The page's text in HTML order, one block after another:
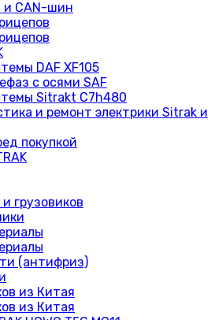
и CAN-шин
DAF XF105
с осями SAF
Sitrakt C7h480
и ремонт электрики Sitrak и
покупкой
грузовиков
(антифриз)
из Китая
из Китая